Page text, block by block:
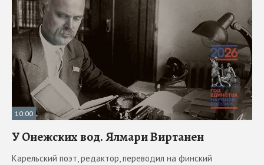
10:00
У Онежских вод. Ялмари Виртанен
Карельский поэт, редактор, переводил на финский